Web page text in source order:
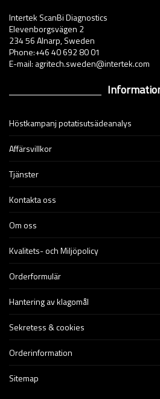
Intertek ScanBi Diagnostics
Elevenborgsvägen 2
234 56 Alnarp, Sweden
Phone:+46 40 692 80 01
E-mail: agritech.sweden@intertek.com
Höstkampanj potatisutsädeanalys
Affärsvillkor
Tjänster
Kontakta oss
Om oss
Kvalitets- och Miljöpolicy
Orderformulär
Hantering av klagomål
Sekretess & cookies
Orderinformation
Sitemap